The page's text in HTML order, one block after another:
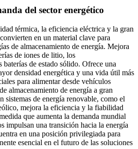
del sector energético
térmica, la eficiencia eléctrica y la gran
en un material clave para
de almacenamiento de energía. Mejora
de iones de litio, los
baterías de estado sólido. Ofrece una
densidad energética y una vida útil más
para alimentar desde vehículos
almacenamiento de energía a gran
sistemas de energía renovable, como el
mejora la eficiencia y la fiabilidad
que aumenta la demanda mundial
impulsan una transición hacia la energía
en una posición privilegiada para
esencial en el futuro de las soluciones